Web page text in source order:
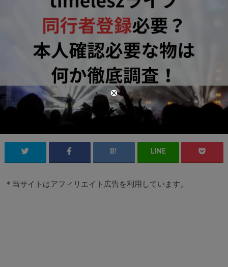
＊当サイトはアフィリエイト広告を利用しています。